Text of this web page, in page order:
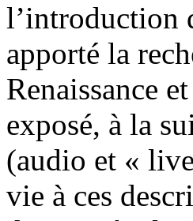
l’introduction
apporté la
Renaissance
exposé, à la
(audio et «
vie à ces